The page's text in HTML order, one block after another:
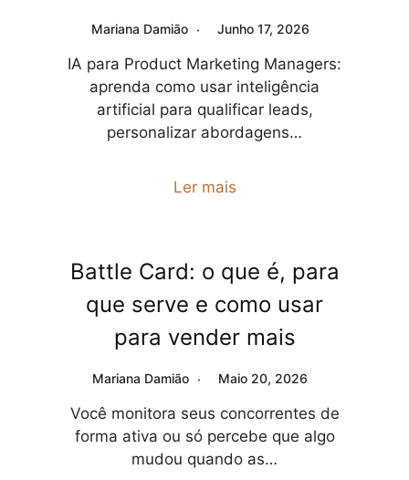
Mariana Damião Junho 17, 2026
IA para Product Marketing Managers:
aprenda como usar inteligência
artificial para qualificar leads,
personalizar abordagens…
Ler mais
Battle Card: o que é, para
que serve e como usar
para vender mais
Mariana Damião Maio 20, 2026
Você monitora seus concorrentes de
forma ativa ou só percebe que algo
mudou quando as…